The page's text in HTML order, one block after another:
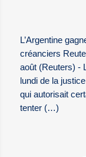
L’Argentine
créanciers
août (Reuters) -
lundi de la
qui autorisait
tenter (…)